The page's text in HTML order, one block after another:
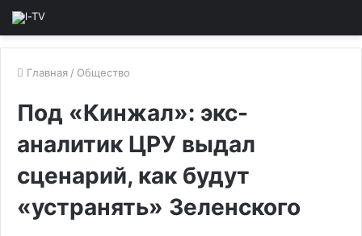
Главная / Общество
Под «Кинжал»: экс-
аналитик ЦРУ выдал
сценарий, как будут
«устранять» Зеленского